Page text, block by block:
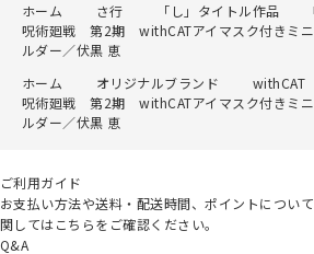
ホーム さ行 「し」タイトル作品
呪術廻戦 第2期 withCATアイマスク付きミニ
ルダー／伏黒 恵
ホーム
オリジナルブランド
withCAT
呪術廻戦 第2期 withCATアイマスク付きミニ
ルダー／伏黒 恵
ご利用ガイド
お支払い方法や送料・配送時間、ポイントについ
関してはこちらをご確認ください。
Q&A